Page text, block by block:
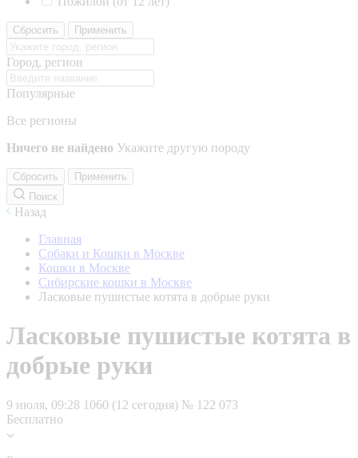
Сбросить Применить
Город, регион
Популярные
Все регионы
Ничего не найдено Укажите другую породу
Сбросить
Применить
Поиск
Назад
Главная
Собаки и Кошки в Москве
Кошки в Москве
Сибирские кошки в Москве
Ласковые пушистые котята в добрые руки
Ласковые пушистые котята в
добрые руки
9 июля, 09:28 1060 (12 сегодня) № 122 073
Бесплатно